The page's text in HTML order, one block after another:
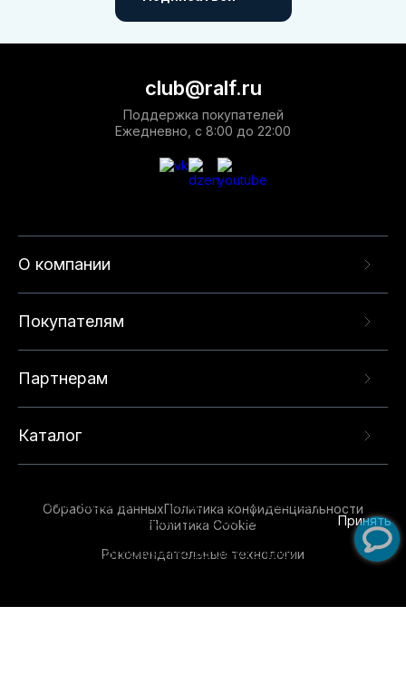
О компании
Покупателям
Партнерам
Каталог
club@ralf.ru
Поддержка покупателей
Ежедневно, с 8:00 до 22:00
Обработка данныхПолитика конфиденциальности
Политика Cookie
Рекомендательные технологии
опыта на нашем сайте. Продолжая использовать
данный сайт, вы соглашаетесь с использованием
технологий. Для получения дополнительной
Принять